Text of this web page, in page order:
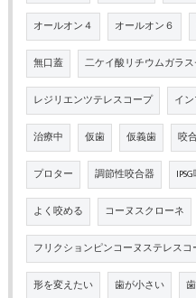
オールオン４ オールオン６
無口蓋 二ケイ酸リチウムガラ
レジリエンツテレスコープ イ
治療中 仮歯 仮義歯 咬
プロター 調節性咬合器
よく咬める コーヌスクローネ
フリクションピンコーヌステレスコ
形を変えたい 歯が小さい